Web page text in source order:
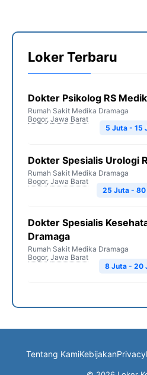
Loker Terbaru
Dokter Psikolog RS
Rumah Sakit Medika Dramaga
Bogor, Jawa Barat
5 Juta - 15
Dokter Spesialis Urologi
Rumah Sakit Medika Dramaga
Bogor, Jawa Barat
25 Juta -
Dokter Spesialis
Dramaga
Rumah Sakit Medika Dramaga
Bogor, Jawa Barat
8 Juta - 20
Tentang KamiKebijakanPrivacy